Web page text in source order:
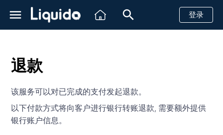
初
化
搜
登录
简介
到账时间
沙箱测试
查询汇款状态
查询汇款状态
查询汇款状态
查询汇款状态
查询汇款状态
创建一个支付请求
PIX
退款
取消未完成的支付
创建一个支付请求
银行转账
退款
查询支付状态
创建一个支付请求
PSE转账
退款
获取PSE金融机构列表
创建一个支付请求
WebPay
退款
查询支付状态
信用卡
预授权与结算
现金支付
银行转账
HTTP请求
通知 / 回调
HTTP Headers 字段说明
创建一个支付请求
退款
查询支付状态
创建一个支付请求
退款
查询支付状态
创建一个支付请求
退款
查询支付状态
创建一个支付请求
退款
查询支付状态
创建一个支付请求
退款
查询支付状态
创建一个支付请求
退款
查询支付状态
创建一个支付请求
退款
查询支付状态
创建一个支付请求
退款
查询支付状态
创建一个支付请求
退款
查询支付状态
创建一个支付请求
退款
查询支付状态
创建一个支付请求
退款
查询支付状态
创建一个支付请求
退款
查询支付状态
计划ID
查询单个计划
查询所有计划
创建方案
创建多目的方案
查询单个方案
简介
创建虚拟账号
获取虚拟账号信息
简介
快速开始
参考文档
简介
API 查询支付链接详情
仪表板
Shopify
Magento2
VTEX
简介
Http状态码
银行相关状态码
查看账户实时余额
查询账单数据
子商户
查询多个子账户余额
带风控信息的汇款
带风控信息的收款
简介
发送消息 付款成功提醒
客户支持
回复消息
退款
该服务可以对已完成的支付发起退款。
以下付款方式将向客户进行银行转账退款, 需要额外提供
银行账户信息。